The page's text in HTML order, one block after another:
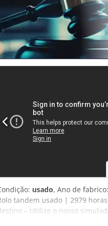
usado, Ano de fabrico:
tandem usado | 2979
– Utilize o nosso
8.500 ou faça uma oferta.